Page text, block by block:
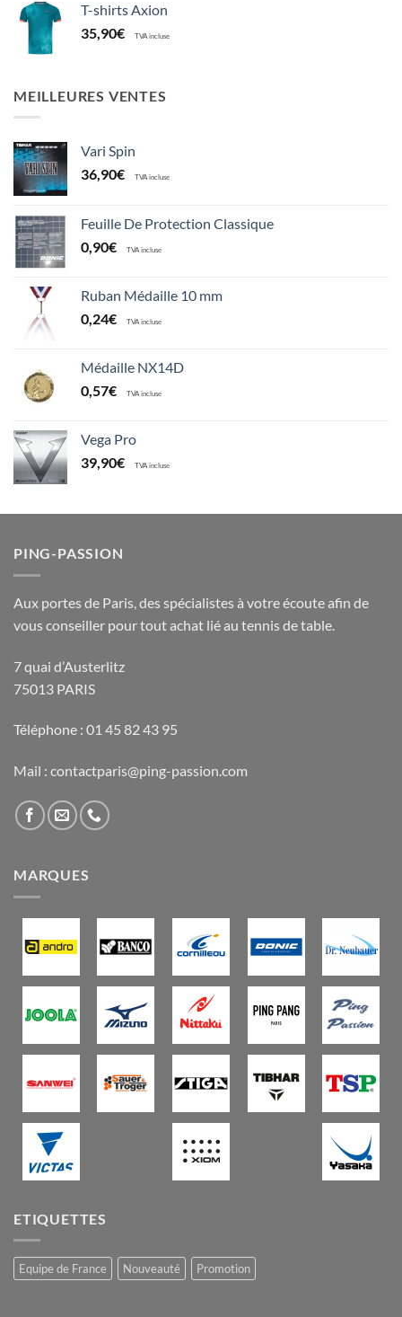
T-shirts Axion
35,90€ TVA incluse
MEILLEURES VENTES
Vari Spin
36,90€ TVA incluse
Feuille De Protection Classique
0,90€ TVA incluse
Ruban Médaille 10 mm
0,24€ TVA incluse
Médaille NX14D
0,57€ TVA incluse
Vega Pro
39,90€ TVA incluse
PING-PASSION
Aux portes de Paris, des spécialistes à votre écoute afin de
vous conseiller pour tout achat lié au tennis de table.
7 quai d’Austerlitz
75013 PARIS
Téléphone : 01 45 82 43 95
Mail : contactparis@ping-passion.com
MARQUES
ETIQUETTES
Equipe de France Nouveauté Promotion